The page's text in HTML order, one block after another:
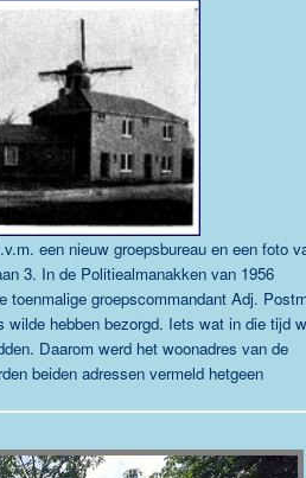
een nieuw groepsbureau en een foto
3. In de Politiealmanakken van 1956
groepscommandant Adj.
hebben bezorgd. Iets wat in die tijd
Daarom werd het woonadres van de
beiden adressen vermeld hetgeen